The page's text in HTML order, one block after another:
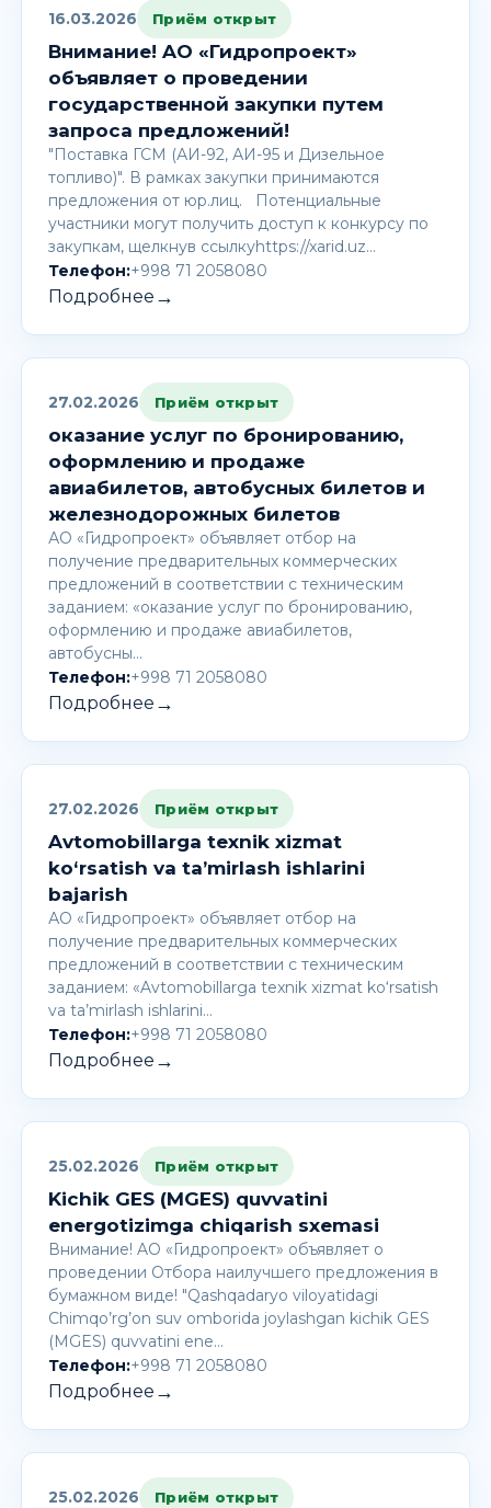
16.03.2026 Приём открыт
Внимание! AО «Гидропроект»
объявляет о проведении
государственной закупки путем
запроса предложений!
"Поставка ГСМ (АИ-92, АИ-95 и Дизельное
топливо)". В рамках закупки принимаются
предложения от юр.лиц. Потенциальные
участники могут получить доступ к конкурсу по
закупкам, щелкнув ссылкуhttps://xarid.uz…
Телефон:+998 71 2058080
Подробнее →
27.02.2026 Приём открыт
оказание услуг по бронированию,
оформлению и продаже
авиабилетов, автобусных билетов и
железнодорожных билетов
АО «Гидропроект» объявляет отбор на
получение предварительных коммерческих
предложений в соответствии с техническим
заданием: «оказание услуг по бронированию,
оформлению и продаже авиабилетов,
автобусны…
Телефон:+998 71 2058080
Подробнее →
27.02.2026 Приём открыт
Avtomobillarga texnik xizmat
ko‘rsatish va ta’mirlash ishlarini
bajarish
АО «Гидропроект» объявляет отбор на
получение предварительных коммерческих
предложений в соответствии с техническим
заданием: «Avtomobillarga texnik xizmat ko‘rsatish
va ta’mirlash ishlarini…
Телефон:+998 71 2058080
Подробнее →
25.02.2026 Приём открыт
Kichik GES (MGES) quvvatini
energotizimga chiqarish sxemasi
Внимание! AО «Гидропроект» объявляет о
проведении Отбора наилучшего предложения в
бумажном виде! "Qashqadaryo viloyatidagi
Chimqo’rg’on suv omborida joylashgan kichik GES
(MGES) quvvatini ene…
Телефон:+998 71 2058080
Подробнее →
25.02.2026 Приём открыт